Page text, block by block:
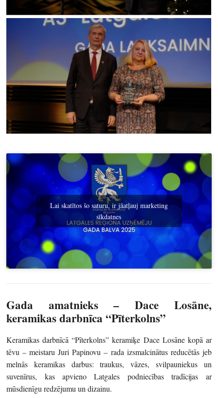
Lai skatītos šo saturu, ir jāatļauj marketing
sīkdatnes
Gada amatnieks –Dace Losāne,
keramikas darbnīca “Pīterkolns”
Keramikas darbnīcā “Pīterkolns” keramiķe Dace Losāne kopā ar
tēvu – meistaru Juri Papinovu – rada izsmalcinātus reducētās jeb
melnās keramikas darbus: traukus, vāzes, svilpauniekus un
suvenīrus, kas apvieno Latgales podniecības tradīcijas ar
mūsdienīgu redzējumu un dizainu.